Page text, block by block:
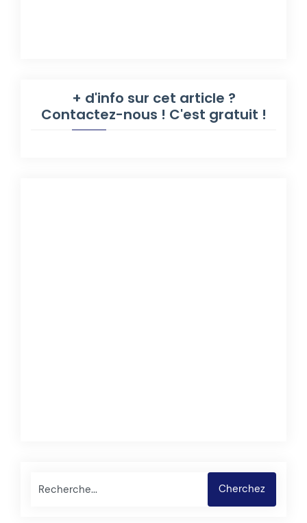
+ d'info sur cet article ?
Contactez-nous ! C'est gratuit !
Rechercher Cherchez